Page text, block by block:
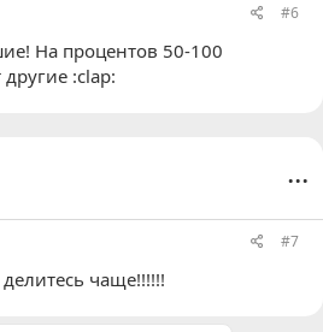
#6
На процентов 50-100
:clap:
...
#7
чаще!!!!!!